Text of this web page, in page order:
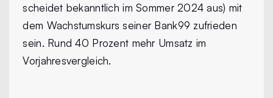
scheidet bekanntlich im Sommer 2024 aus) mit
dem Wachstumskurs seiner Bank99 zufrieden
sein. Rund 40 Prozent mehr Umsatz im
Vorjahresvergleich.